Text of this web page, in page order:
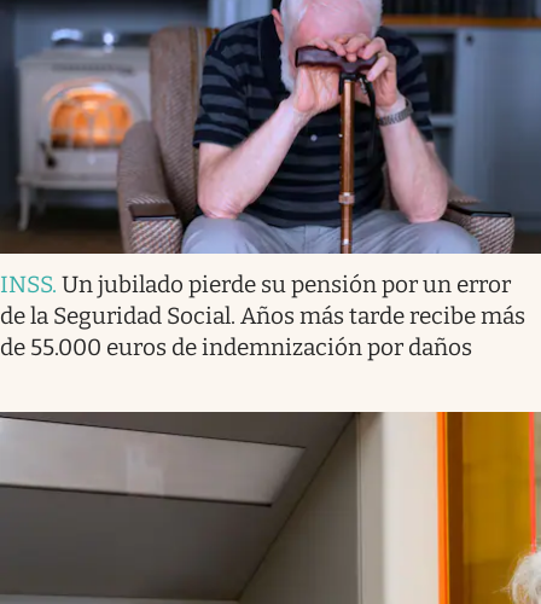
INSS. Un jubilado pierde su pensión por un error
de la Seguridad Social. Años más tarde recibe más
de 55.000 euros de indemnización por daños